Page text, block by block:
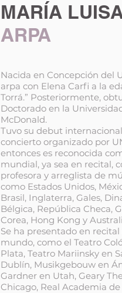
MARÍA
ARPA
Nacida en Concepción del
arpa con Elena Carfi a la
Torrá.” Posteriormente,
Doctorado en la
McDonald.
Tuvo su debut
concierto organizado por
entonces es reconocida
mundial, ya sea en recital,
profesora y arreglista de
como Estados Unidos,
Brasil, Inglaterra, Gales,
Bélgica, República Checa,
Corea, Hong Kong y
Se ha presentado en
mundo, como el Teatro
Plata, Teatro Mariinsky en
Dublín, Musikgebouw en
Gardner en Utah, Geary
Chicago, Real Academia